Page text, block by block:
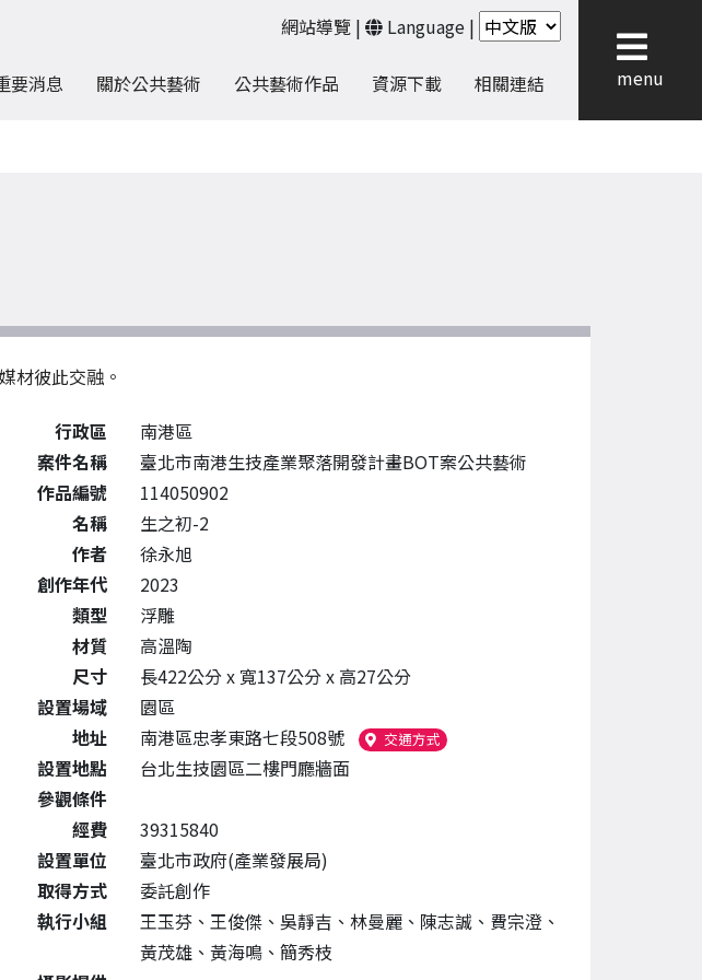
網站導覽 | Language |
要消息 關於公共藝術 公共藝術作品 資源下載 相關連結 menu
材彼此交融。
藝術作品詳細資料
行政區
南港區
案件名稱
臺北市南港生技產業聚落開發計畫BOT案公共藝術
作品編號
114050902
名稱
生之初-2
作者
徐永旭
創作年代
2023
類型
浮雕
材質
高溫陶
尺寸
長422公分 x 寬137公分 x 高27公分
設置場域
園區
地址
南港區忠孝東路七段508號 交通方式（另開新視窗）
設置地點
台北生技園區二樓門廳牆面
參觀條件
經費
39315840
設置單位
臺北市政府(產業發展局)
取得方式
委託創作
執行小組
王玉芬、王俊傑、吳靜吉、林曼麗、陳志誠、費宗澄、
黃茂雄、黃海鳴、簡秀枝